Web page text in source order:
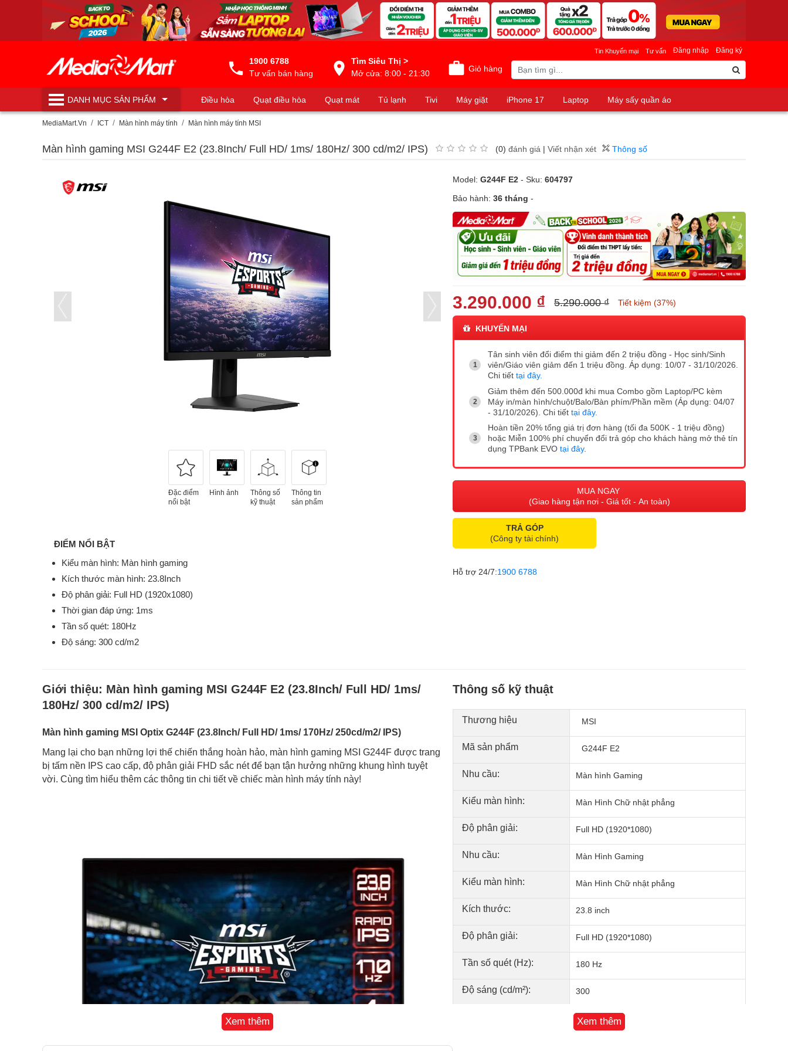
1900 6788
Tư vấn bán hàng
Tìm Siêu Thị >
Mở cửa: 8:00 - 21:30
Giỏ hàng
Đăng nhập Đăng ký
Tin Khuyến mại Tư vấn
DANH MỤCSẢN PHẨM Điều hòa Quạt điều hòa Quạt mát Tủ lạnh Tivi Máy giặt iPhone 17 Laptop
Máy sấy quần áo
Máy lọc nước
MediaMart.Vn ICT Màn hình máy tính Màn hình máy tính MSI
Màn hình gaming MSI G244F E2 (23.8Inch/ Full HD/ 1ms/ 180Hz/ 300 cd/m2/ IPS) (0) đánh giá | Viết nhận xét Thông số
Đặc điểm
nổi bật
Hình ảnh
Thông số
kỹ thuật
Thông tin
sản phẩm
ĐIỂM NỔI BẬT
Kiểu màn hình: Màn hình gaming
Kích thước màn hình: 23.8Inch
Độ phân giải: Full HD (1920x1080)
Thời gian đáp ứng: 1ms
Tần số quét: 180Hz
Độ sáng: 300 cd/m2
Model: G244F E2 - Sku: 604797
Bảo hành: 36 tháng -
3.290.000 ₫ 5.290.000 ₫ Tiết kiệm (37%)
KHUYẾN MẠI
Tân sinh viên đổi điểm thi giảm đến 2 triệu đồng - Học sinh/Sinh
viên/Giáo viên giảm đến 1 triệu đồng. Áp dụng: 10/07 - 31/10/2026.
Chi tiết tại đây.
Giảm thêm đến 500.000đ khi mua Combo gồm Laptop/PC kèm
Máy in/màn hình/chuột/Balo/Bàn phím/Phần mềm (Áp dụng: 04/07
- 31/10/2026). Chi tiết tại đây.
Hoàn tiền 20% tổng giá trị đơn hàng (tối đa 500K - 1 triệu đồng)
hoặc Miễn 100% phí chuyển đổi trả góp cho khách hàng mở thẻ tín
dụng TPBank EVO tại đây.
MUA NGAY
(Giao hàng tận nơi - Giá tốt - An toàn)
TRẢ GÓP
(Công ty tài chính)
Hỗ trợ 24/7:1900 6788
Giới thiệu: Màn hình gaming MSI G244F E2 (23.8Inch/ Full HD/ 1ms/
180Hz/ 300 cd/m2/ IPS)
Màn hình gaming MSI Optix G244F (23.8Inch/ Full HD/ 1ms/ 170Hz/ 250cd/m2/ IPS)
Mang lại cho bạn những lợi thế chiến thắng hoàn hảo, màn hình gaming MSI G244F được trang
bị tấm nền IPS cao cấp, độ phân giải FHD sắc nét để bạn tận hưởng những khung hình tuyệt
vời. Cùng tìm hiểu thêm các thông tin chi tiết về chiếc màn hình máy tính này!
Xem thêm
Thông số kỹ thuật
Thương hiệu MSI
Mã sản phẩm G244F E2
Nhu cầu: Màn hình Gaming
Kiểu màn hình: Màn Hình Chữ nhật phẳng
Độ phân giải: Full HD (1920*1080)
Nhu cầu: Màn Hình Gaming
Kiểu màn hình: Màn Hình Chữ nhật phẳng
Kích thước: 23.8 inch
Độ phân giải: Full HD (1920*1080)
Tần số quét (Hz): 180 Hz
Độ sáng (cd/m²): 300
IPS
Xem thêm